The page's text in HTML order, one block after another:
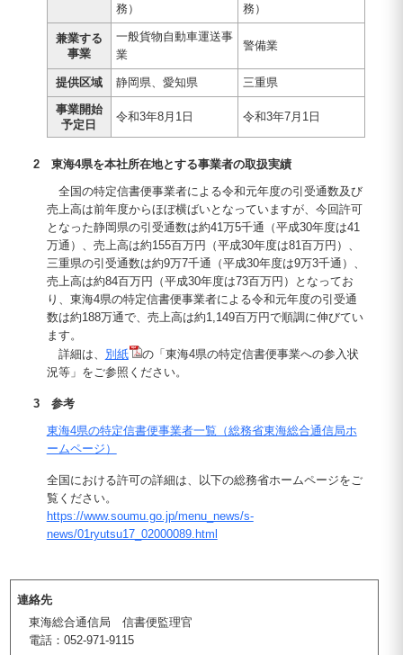
務）
務）
兼業する
事業
一般貨物自動車運送事
業
警備業
提供区域 静岡県、愛知県
三重県
事業開始
予定日
令和3年8月1日 令和3年7月1日
2 東海4県を本社所在地とする事業者の取扱実績
全国の特定信書便事業者による令和元年度の引受通数及び
売上高は前年度からほぼ横ばいとなっていますが、今回許可
となった静岡県の引受通数は約41万5千通（平成30年度は41
万通）、売上高は約155百万円（平成30年度は81百万円）、
三重県の引受通数は約9万7千通（平成30年度は9万3千通）、
売上高は約84百万円（平成30年度は73百万円）となってお
り、東海4県の特定信書便事業者による令和元年度の引受通
数は約188万通で、売上高は約1,149百万円で順調に伸びてい
ます。
詳細は、 別紙
の「東海4県の特定信書便事業への参入状
況等」をご参照ください。
3 参考
東海4県の特定信書便事業者一覧（総務省東海総合通信局ホ
ームページ）
全国における許可の詳細は、以下の総務省ホームページをご
覧ください。
https://www.soumu.go.jp/menu_news/s-
news/01ryutsu17_02000089.html
連絡先
東海総合通信局 信書便監理官
電話：052-971-9115